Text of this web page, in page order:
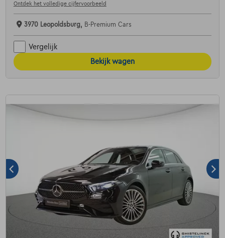
Ontdek het volledige cijfervoorbeeld
3970 Leopoldsburg, B-Premium Cars
Vergelijk
Bekijk wagen